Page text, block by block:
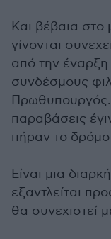
Και βέβαια στο
γίνονται
από την
συνδέσμους
παραβάσεις
πήραν το δρόμο
Είναι μια
εξαντλείται
θα συνεχιστεί